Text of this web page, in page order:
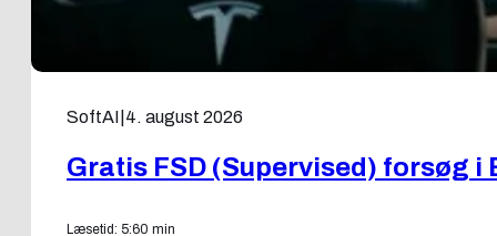
SoftAI 4. august 2026
Gratis FSD (Supervised) forsøg i
Læsetid: 5:60 min